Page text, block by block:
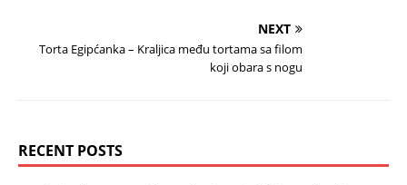
NEXT
Torta Egipćanka – Kraljica među tortama sa filom
koji obara s nogu
RECENT POSTS